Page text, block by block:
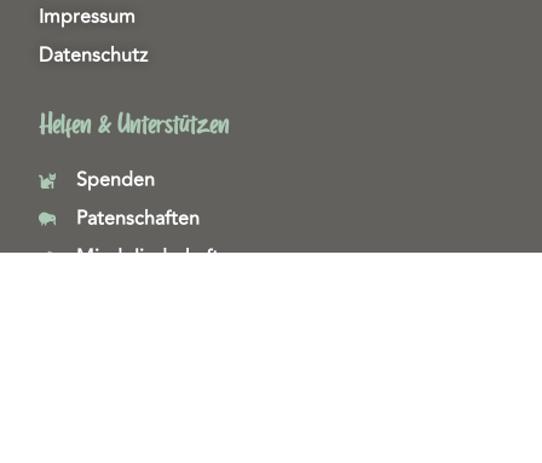
Impressum
Datenschutz
Helfen & Unterstützen
Spenden
Patenschaften
Miedgliedschaften